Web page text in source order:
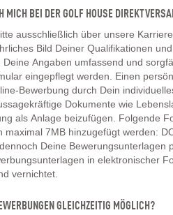
MICH BEI DER GOLF HOUSE
ausschließlich über unsere
Bild Deiner Qualifikationen
Deine Angaben umfassend und
eingepflegt werden. Einen
Bewerbung durch Dein
Dokumente wie
als Anlage beizufügen. Folgende
maximal 7MB hinzugefügt werden:
Deine Bewerungsunterlagen
in elektronischer
vernichtet.
GLEICHZEITIG MÖGLICH?